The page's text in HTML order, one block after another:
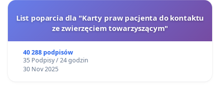
List poparcia dla "Karty praw pacjenta do kontaktu
ze zwierzęciem towarzyszącym"
40 288 podpisów
35 Podpisy / 24 godzin
30 Nov 2025